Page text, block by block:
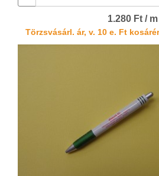
1.280 Ft / m
Törzsvásárl. ár, v. 10 e. Ft